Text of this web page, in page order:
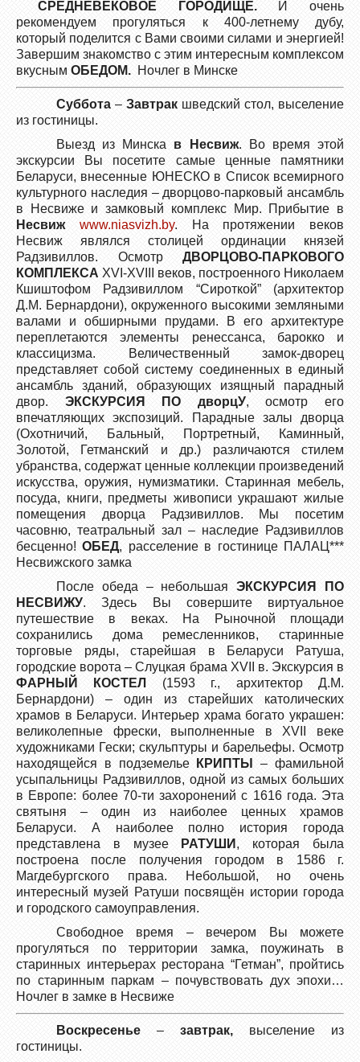
СРЕДНЕВЕКОВОЕ ГОРОДИЩЕ.И очень
рекомендуем прогуляться к 400-летнему дубу,
который поделится с Вами своими силами и энергией!
Завершим знакомство с этим интересным комплексом
вкусным ОБЕДОМ. Ночлег в Минске
Суббота – Завтрак шведский стол, выселение
из гостиницы.
Выезд из Минска в Несвиж. Во время этой
экскурсии Вы посетите самые ценные памятники
Беларуси, внесенные ЮНЕСКО в Список всемирного
культурного наследия – дворцово-парковый ансамбль
в Несвиже и замковый комплекс Мир. Прибытие в
Несвиж
www.niasvizh.by. На протяжении веков
Несвиж являлся столицей ординации князей
Радзивиллов. Осмотр ДВОРЦОВО-ПАРКОВОГО
КОМПЛЕКСА XVI-XVIII веков, построенного Николаем
Кшиштофом Радзивиллом “Сироткой” (архитектор
Д.М. Бернардони), окруженного высокими земляными
валами и обширными прудами. В его архитектуре
переплетаются элементы ренессанса, барокко и
классицизма. Величественный замок-дворец
представляет собой систему соединенных в единый
ансамбль зданий, образующих изящный парадный
двор. ЭКСКУРСИЯ ПО дворцУ, осмотр его
впечатляющих экспозиций. Парадные залы дворца
(Охотничий, Бальный, Портретный, Каминный,
Золотой, Гетманский и др.) различаются стилем
убранства, содержат ценные коллекции произведений
искусства, оружия, нумизматики. Старинная мебель,
посуда, книги, предметы живописи украшают жилые
помещения дворца Радзивиллов. Мы посетим
часовню, театральный зал – наследие Радзивиллов
бесценно! ОБЕД, расселение в гостинице ПАЛАЦ***
Несвижского замка
После обеда – небольшаяЭКСКУРСИЯ ПО
НЕСВИЖУ. Здесь Вы совершите виртуальное
путешествие в веках. На Рыночной площади
сохранились дома ремесленников, старинные
торговые ряды, старейшая в Беларуси Ратуша,
городские ворота – Слуцкая брама XVII в. Экскурсия в
ФАРНЫ Й КОСТЕЛ (1593 г., архитектор Д.М.
Бернардони) – один из старейших католических
храмов в Беларуси. Интерьер храма богато украшен:
великолепные фрески, выполненные в XVII веке
художниками Гески; скульптуры и барельефы. Осмотр
находящейся в подземелье
КРИПТЫ
– фамильной
усыпальницы Радзивиллов, одной из самых больших
в Европе: более 70-ти захоронений с 1616 года. Эта
святыня – один из наиболее ценных храмов
Беларуси. А наиболее полно история города
представлена в музее
РАТУШИ , которая была
построена после получения городом в 1586 г.
Магдебургского права. Небольшой, но очень
интересный музей Ратуши посвящён истории города
и городского самоуправления.
Свободное время – вечером Вы можете
прогуляться по территории замка, поужинать в
старинных интерьерах ресторана “Гетман”, пройтись
по старинным паркам – почувствовать дух эпохи…
Ночлег в замке в Несвиже
Воскресенье – завтрак, выселение из
гостиницы.